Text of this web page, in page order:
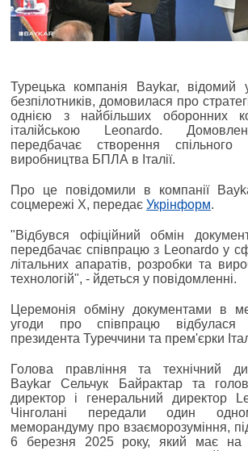
Турецька компанія Baykar, відомий
безпілотників, домовилася про
однією з найбільших оборонних
італійською Leonardo.
передбачає створення спільного
виробництва БПЛА в Італії.
Про це повідомили в компанії
соцмережі Х, передає Укрінформ.
"Відбувся офіційний обмін
передбачає співпрацю з Leonardo у
літальних апаратів, розробки та
технологій", - йдеться у повідомленні.
Церемонія обміну документами в
угоди про співпрацю відбулася
президента Туреччини та прем'єрки
Голова правління та технічний
Baykar Сельчук Байрактар ​​та
директор і генеральний директор
Чінголані передали один
меморандуму про взаєморозуміння,
6 березня 2025 року, який має на